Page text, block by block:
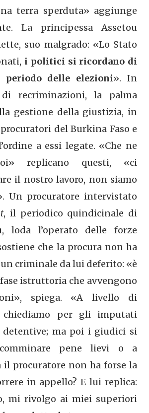
terra sperduta» aggiunge
La principessa Assetou
suo malgrado: «Lo Stato
i politici si ricordano di
delle elezioni». In
recriminazioni, la palma
gestione della giustizia, in
del Burkina Faso e
a essi legate. «Che ne
replicano questi, «ci
il nostro lavoro, non siamo
Un procuratore intervistato
, il periodico quindicinale di
loda l’operato delle forze
che la procura non ha
criminale da lui deferito: «è
istruttoria che avvengono
spiega. «A livello di
per gli imputati
detentive; ma poi i giudici si
pene lievi o a
il procuratore non ha forse la
in appello? E lui replica:
mi rivolgo ai miei superiori